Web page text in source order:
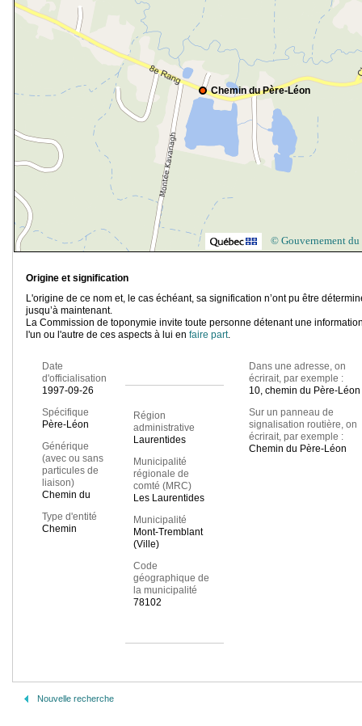
Chemin du Père-Léon
© Gouvernement du
Origine et signification
L'origine de ce nom et, le cas échéant, sa signification n’ont pu être
jusqu’à maintenant.
La Commission de toponymie invite toute personne détenant une
l'un ou l'autre de ces aspects à lui en faire part.
Date
d'officialisation
1997-09-26
Spécifique
Père-Léon
Générique
(avec ou sans
particules de
liaison)
Chemin du
Type d'entité
Chemin
Région
administrative
Laurentides
Municipalité
régionale de
comté (MRC)
Les Laurentides
Municipalité
Mont-Tremblant
(Ville)
Code
géographique de
la municipalité
78102
Dans une adresse, on
écrirait, par exemple :
10, chemin du Père-Léon
Sur un panneau de
signalisation routière, on
écrirait, par exemple :
Chemin du Père-Léon
Nouvelle recherche